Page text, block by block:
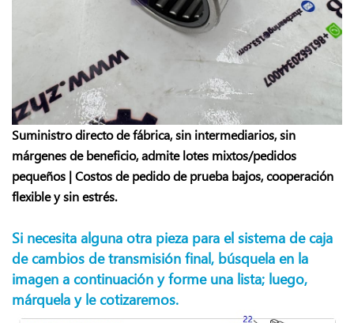
Suministro directo de fábrica, sin intermediarios, sin
márgenes de beneficio, admite lotes mixtos/pedidos
pequeños | Costos de pedido de prueba bajos, cooperación
flexible y sin estrés.
Si necesita alguna otra pieza para el sistema de caja
de cambios de transmisión final, búsquela en la
imagen a continuación y forme una lista; luego,
márquela y le cotizaremos.